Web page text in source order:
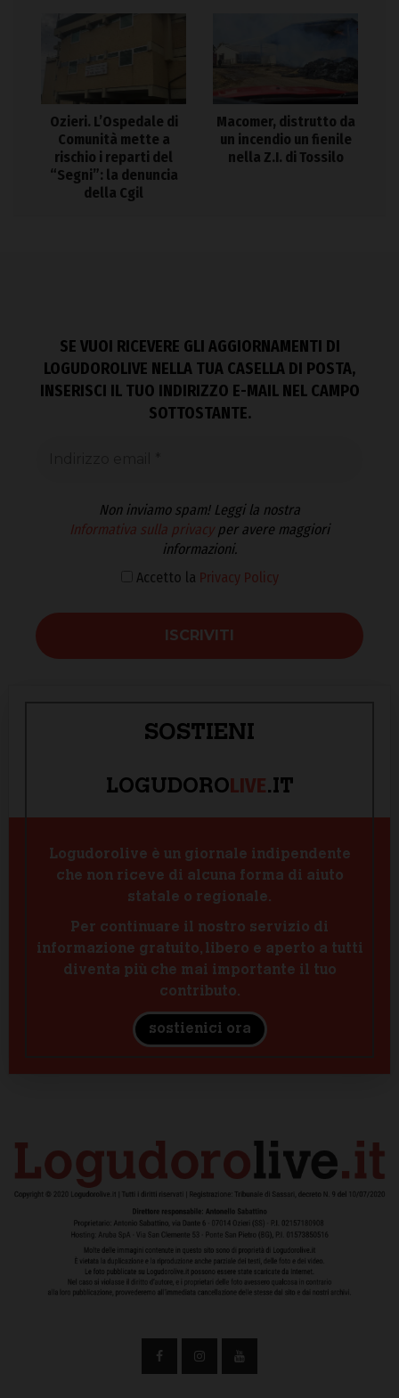
Ozieri. L’Ospedale di
Comunità mette a
rischio i reparti del
“Segni”: la denuncia
della Cgil
Macomer, distrutto da
un incendio un fienile
nella Z.I. di Tossilo
SE VUOI RICEVERE GLI AGGIORNAMENTI DI
LOGUDOROLIVE NELLA TUA CASELLA DI POSTA,
INSERISCI IL TUO INDIRIZZO E-MAIL NEL CAMPO
SOTTOSTANTE.
Non inviamo spam! Leggi la nostra
Informativa sulla privacyper avere maggiori
informazioni.
Accetto la Privacy Policy
SOSTIENI
LOGUDOROLIVE.IT
Logudorolive è un giornale indipendente
che non riceve di alcuna forma di aiuto
statale o regionale.
Per continuare il nostro servizio di
informazione gratuito, libero e aperto a tutti
diventa più che mai importante il tuo
contributo.
sostienici ora